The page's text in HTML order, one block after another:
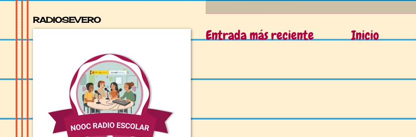
Entrada más reciente Inicio
RADIOSEVERO